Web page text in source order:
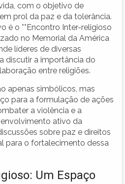
com o objetivo de
prol da paz e da tolerância.
é o **Encontro Inter-religioso
no Memorial da América
líderes de diversas
discutir a importância do
entre religiões.
apenas simbólicos, mas
para a formulação de ações
a violência e a
ativo da
sobre paz e direitos
para o fortalecimento dessa
Um Espaço